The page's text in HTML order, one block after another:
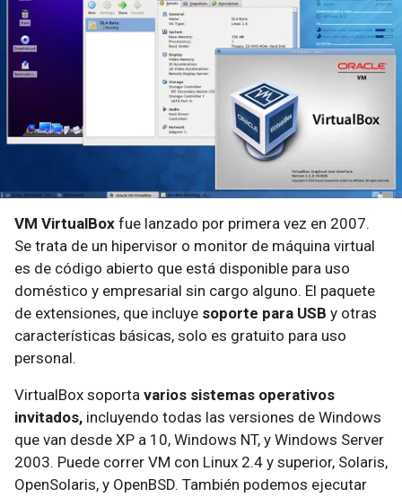
VM VirtualBox fue lanzado por primera vez en 2007.
Se trata de un hipervisor o monitor de máquina virtual​
es de código abierto que está disponible para uso
doméstico y empresarial sin cargo alguno. El paquete
de extensiones, que incluye soporte para USB y otras
características básicas, solo es gratuito para uso
personal.
VirtualBox soporta varios sistemas operativos
invitados, incluyendo todas las versiones de Windows
que van desde XP a 10, Windows NT, y Windows Server
2003. Puede correr VM con Linux 2.4 y superior, Solaris,
OpenSolaris, y OpenBSD. También podemos ejecutar